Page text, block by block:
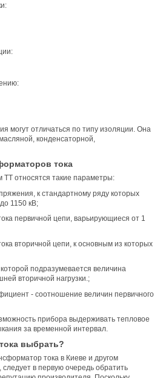
могут отличаться по типу изоляции. Она
конденсаторной,
тока
ТТ относятся такие параметры:
к стандартному ряду которых
1150 кВ;
первичной цепи, варьирующиеся от 1
вторичной цепи, к основным из которых
подразумевается величина
вторичной нагрузки.;
- соотношение величин первичного
прибора выдерживать тепловое
за временной интервал.
выбрать?
тока в Киеве и другом
в первую очередь обратить